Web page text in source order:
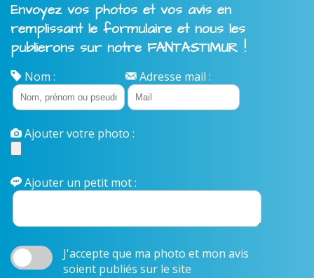
Envoyez vos photos et vos avis en
remplissant le formulaire et nous les
publierons sur notre FANTASTIMUR !
Nom : Adresse mail :
Ajouter votre photo :
Ajouter un petit mot :
J'accepte que ma photo et mon avis
soient publiés sur le site